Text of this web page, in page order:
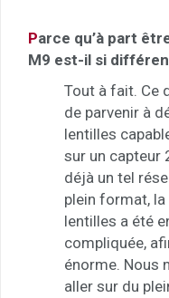
Parce qu’à part
M9 est-il si
Tout à fait. Ce
de parvenir à
lentilles
sur un capteur
déjà un tel
plein format,
lentilles a été
compliquée,
énorme. Nous
aller sur du